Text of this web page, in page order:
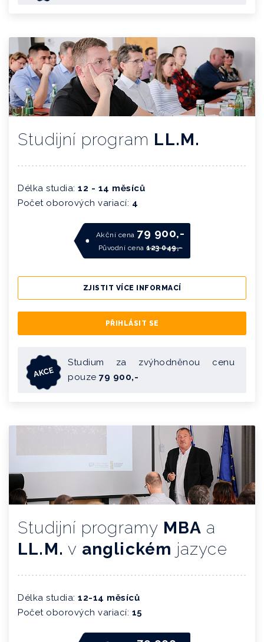
Studijní program LL.M.
Délka studia: 12 - 14 měsíců
Počet oborových variací: 4
Akční cena 79 900,-
Původní cena 123 049,-
ZJISTIT VÍCE INFORMACÍ
PŘIHLÁSIT SE
Studium za zvýhodněnou cenu
pouze 79 900,-
AKCE
Studijní programy MBA a
LL.M. v anglickém jazyce
Délka studia: 12-14 měsíců
Počet oborových variací: 15